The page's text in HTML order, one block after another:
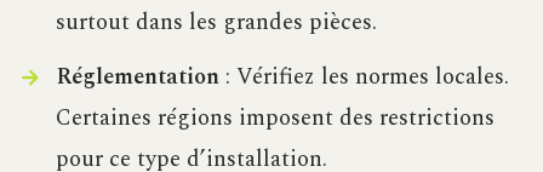
surtout dans les grandes pièces.
Réglementation: Vérifiez les normes locales.
Certaines régions imposent des restrictions
pour ce type d’installation.